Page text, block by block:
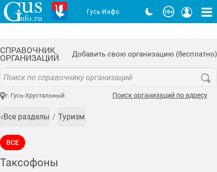
СПРАВОЧНИК
ОРГАНИЗАЦИЙ
Добавить свою организацию (бесплатно)
г. Гусь-Хрустальный Поиск организаций по адресу
Все разделы Туризм
ВСЕ
Таксофоны
Гусь-Инфо